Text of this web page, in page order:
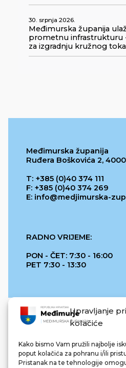
Upravljanje
kolačiće
Kako bismo Vam pružili najbolje
poput kolačića za pohranu i/ili
Pristanak na te tehnologije
30. srpnja 2026.
Međimurska županija
prometnu infrastrukturu
za izgradnju kružnog
Međimurska županija
Ruđera Boškovića 2,
T: +385 (0)40 374 111
F: +385 (0)40 374 269
E: info@medjimurska-
RADNO VRIJEME:
PON - ČET: 7:30 - 16:00
PET 7:30 - 13:30